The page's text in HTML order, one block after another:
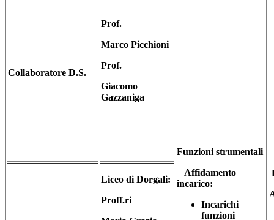
Collaboratore D.S.
Prof.
Marco Picchioni
Prof.
Giacomo
Gazzaniga
Funzioni strumentali
Affidamento
incarico:
Incarichi
funzioni
Liceo di Dorgali:
Proff.ri